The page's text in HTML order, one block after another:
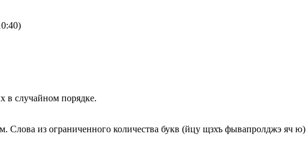
в случайном порядке.
из ограниченного количества букв (йцу щзхъ фывапролджэ яч ю)